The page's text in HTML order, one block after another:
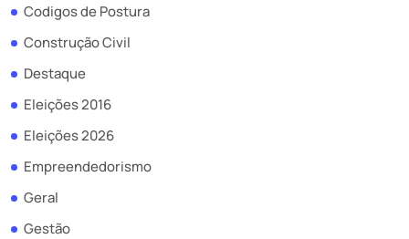
Codigos de Postura
Construção Civil
Destaque
Eleições 2016
Eleições 2026
Empreendedorismo
Geral
Gestão